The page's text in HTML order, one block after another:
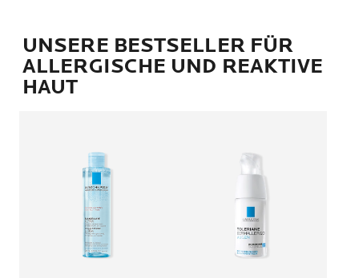
UNSERE BESTSELLER FÜR
ALLERGISCHE UND REAKTIVE
HAUT